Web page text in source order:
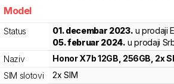
Model
Status 01. decembar 2023. u prodaji
05. februar 2024. u prodaji
Naziv
HonorX7b 12GB, 256GB, 2x
SIM slotovi
2x SIM